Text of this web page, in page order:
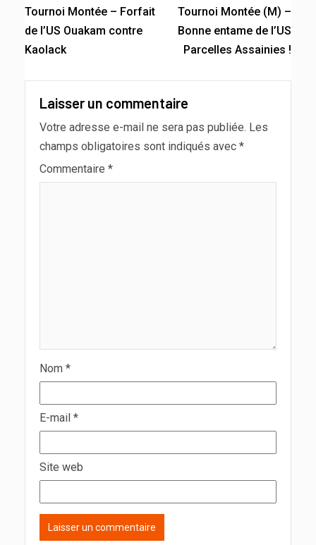
Tournoi Montée – Forfait
de l’US Ouakam contre
Kaolack
Tournoi Montée (M) –
Bonne entame de l’US
Parcelles Assainies !
Laisser un commentaire
Votre adresse e-mail ne sera pas publiée. Les
champs obligatoires sont indiqués avec *
Commentaire *
Nom *
E-mail *
Site web